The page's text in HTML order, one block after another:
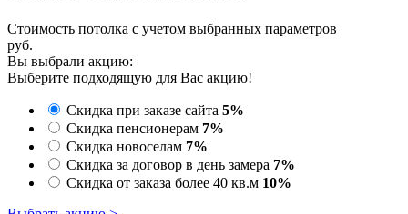
Стоимость потолка с учетом выбранных параметров
руб.
Вы выбрали акцию:
Выберите подходящую для Вас акцию!
Скидка при заказе сайта 5%
Скидка пенсионерам 7%
Скидка новоселам 7%
Скидка за договор в день замера 7%
Скидка от заказа более 40 кв.м 10%